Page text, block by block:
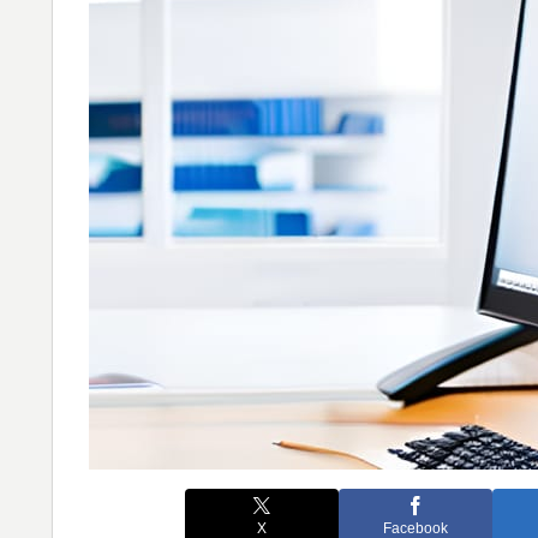
X Facebook